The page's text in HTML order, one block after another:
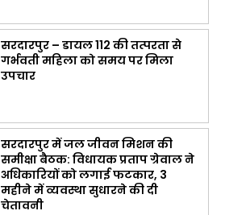
सरदारपुर – डायल 112 की तत्परता से
गर्भवती महिला को समय पर मिला
उपचार
सरदारपुर में जल जीवन मिशन की
समीक्षा बैठक: विधायक प्रताप ग्रेवाल ने
अधिकारियों को लगाई फटकार, 3
महीने में व्यवस्था सुधारने की दी
चेतावनी